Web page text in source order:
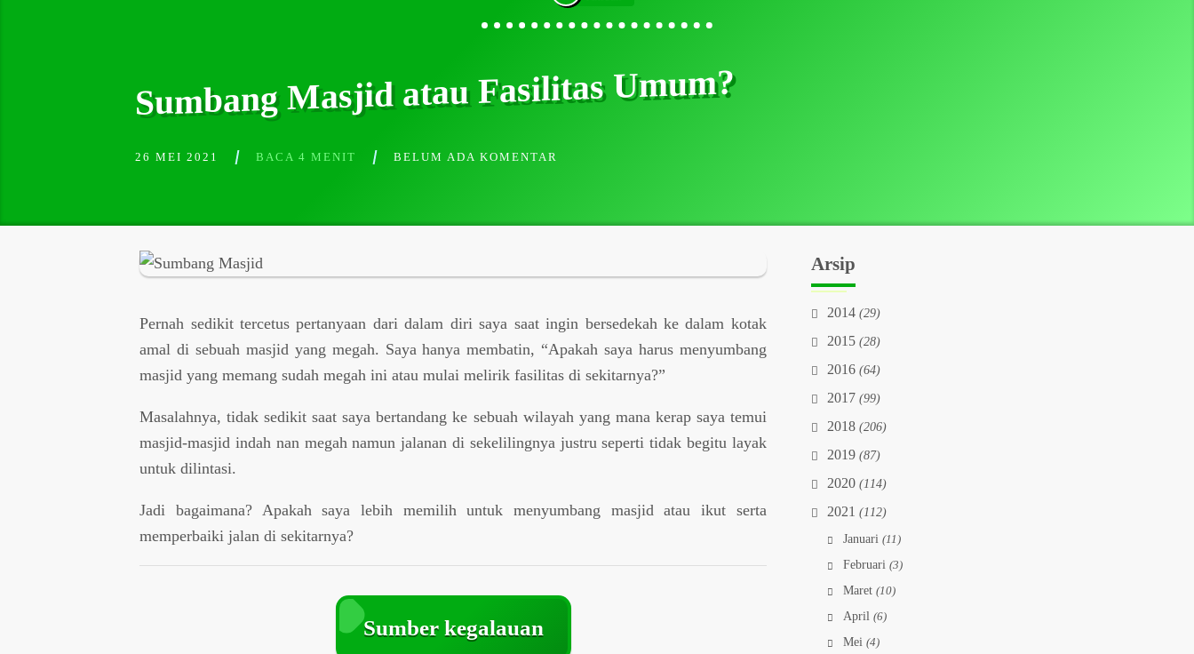
Sumbang Masjid atau Fasilitas Umum?
26 MEI 2021 BACA 4 MENIT BELUM ADA KOMENTAR
Pernah sedikit tercetus pertanyaan dari dalam diri saya saat ingin bersedekah ke dalam kotak
amal di sebuah masjid yang megah. Saya hanya membatin, “Apakah saya harus menyumbang
masjid yang memang sudah megah ini atau mulai melirik fasilitas di sekitarnya?”
Masalahnya, tidak sedikit saat saya bertandang ke sebuah wilayah yang mana kerap saya temui
masjid-masjid indah nan megah namun jalanan di sekelilingnya justru seperti tidak begitu layak
untuk dilintasi.
Jadi bagaimana? Apakah saya lebih memilih untuk menyumbang masjid atau ikut serta
memperbaiki jalan di sekitarnya?
Sumber kegalauan
Arsip
2014(29)
2015(28)
2016(64)
2017(99)
2018(206)
2019(87)
2020(114)
2021(112)
Januari(11)
Februari(3)
Maret(10)
April(6)
Mei(4)